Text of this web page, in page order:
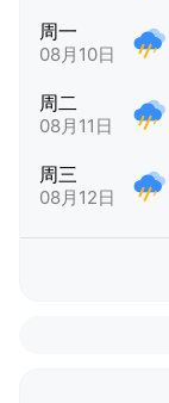
周一
08月10日
周二
08月11日
周三
08月12日